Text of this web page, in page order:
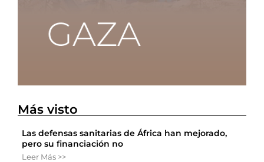
Más visto
Las defensas sanitarias de África han mejorado,
pero su financiación no
Leer Más >>